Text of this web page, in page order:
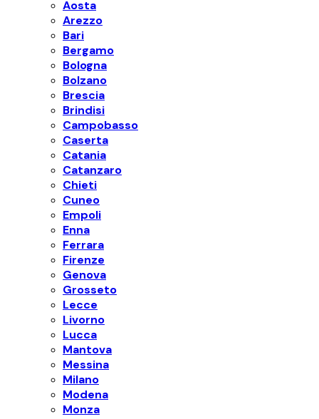
Aosta
Arezzo
Bari
Bergamo
Bologna
Bolzano
Brescia
Brindisi
Campobasso
Caserta
Catania
Catanzaro
Chieti
Cuneo
Empoli
Enna
Ferrara
Firenze
Genova
Grosseto
Lecce
Livorno
Lucca
Mantova
Messina
Milano
Modena
Monza